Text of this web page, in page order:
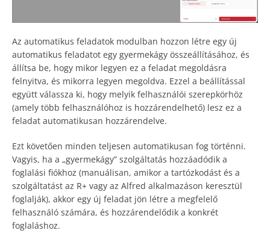
Az automatikus feladatok modulban hozzon létre egy új
automatikus feladatot egy gyermekágy összeállításához, és
állítsa be, hogy mikor legyen ez a feladat megoldásra
felnyitva, és mikorra legyen megoldva. Ezzel a beállítással
együtt válassza ki, hogy melyik felhasználói szerepkörhöz
(amely több felhasználóhoz is hozzárendelhető) lesz ez a
feladat automatikusan hozzárendelve.
Ezt követően minden teljesen automatikusan fog történni.
Vagyis, ha a „gyermekágy” szolgáltatás hozzáadódik a
foglalási fiókhoz (manuálisan, amikor a tartózkodást és a
szolgáltatást az R+ vagy az Alfred alkalmazáson keresztül
foglalják), akkor egy új feladat jön létre a megfelelő
felhasználó számára, és hozzárendelődik a konkrét
foglaláshoz.